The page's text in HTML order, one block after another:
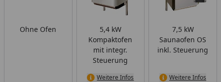
Ohne Ofen
5,4 kW
Kompaktofen
mit integr.
Steuerung
Weitere Infos
7,5 kW
Saunaofen OS
inkl. Steuerung
Weitere Infos